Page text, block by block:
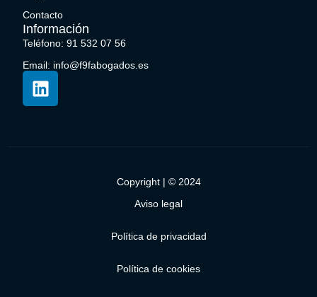
Contacto
Información
Teléfono: 91 532 07 56
Email: info@f9fabogados.es
Copyright | © 2024
Aviso legal
Política de privacidad
Política de cookies